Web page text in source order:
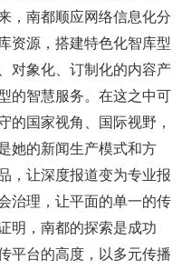
，南都顺应网络信息化分
资源，搭建特色化智库型
对象化、订制化的内容产
的智慧服务。在这之中可
的国家视角、国际视野，
她的新闻生产模式和方
，让深度报道变为专业报
治理，让平面的单一的传
明，南都的探索是成功
平台的高度，以多元传播